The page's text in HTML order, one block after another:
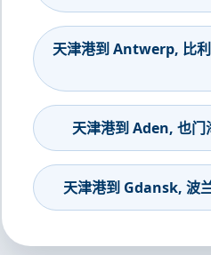
天津港到 Antwerp, 比
天津港到 Aden, 也门
天津港到 Gdansk, 波